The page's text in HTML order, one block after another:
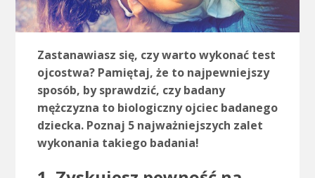
Zastanawiasz się, czy warto wykonać test
ojcostwa? Pamiętaj, że to najpewniejszy
sposób, by sprawdzić, czy badany
mężczyzna to biologiczny ojciec badanego
dziecka. Poznaj 5 najważniejszych zalet
wykonania takiego badania!